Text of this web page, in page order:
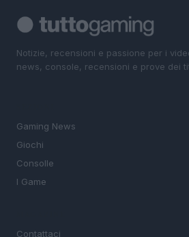
Notizie, recensioni e passione per i
news, console, recensioni e prove dei
Gaming News
Giochi
Consolle
I Game
Contattaci